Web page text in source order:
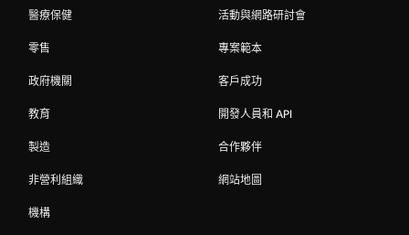
醫療保健
零售
政府機關
教育
製造
非營利組織
機構
活動與網路研討會
專案範本
客戶成功
開發人員和 API
合作夥伴
網站地圖